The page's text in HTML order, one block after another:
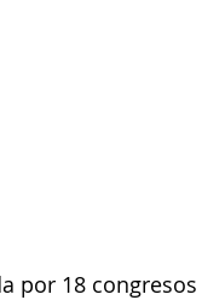
por 18